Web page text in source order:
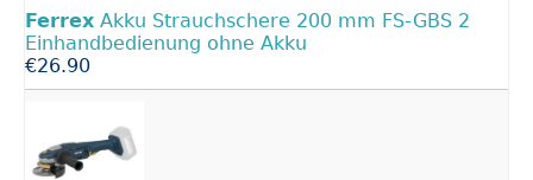
Ferrex Akku Strauchschere 200 mm FS-GBS 2
Einhandbedienung ohne Akku
€26.90